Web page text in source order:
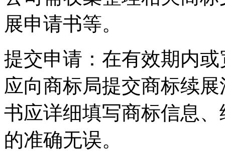
展申请书等。
提交申请‌：在有效期内
应向商标局提交商标续
书应详细填写商标信息
的准确无误。